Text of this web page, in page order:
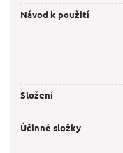
Návod k použití
Složení
Účinné složky